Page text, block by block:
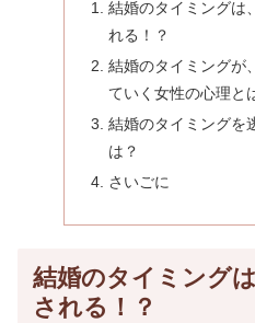
結婚のタイミングは
れる！？
結婚のタイミングが
ていく女性の心理と
結婚のタイミングを
は？
さいごに
結婚のタイミング
される！？